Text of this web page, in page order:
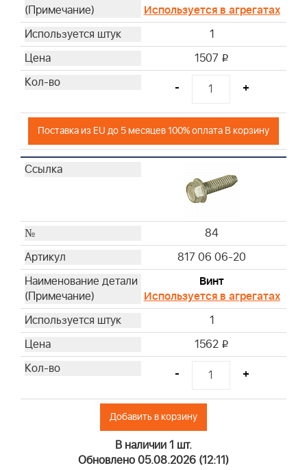
Используется в агрегатах
1
1507 i
- +
Поставка из EU до 5 месяцев 100% оплата В корзину
84
817 06 06-20
Винт
Используется в агрегатах
1
1562 i
- +
Добавить в корзину
В наличии 1 шт.
Обновлено 05.08.2026 (12:11)